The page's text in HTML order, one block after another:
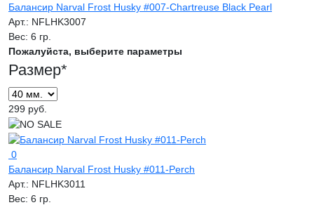
Балансир Narval Frost Husky #007-Chartreuse Black Pearl
Арт.: NFLHK3007
Вес: 6 гр.
Пожалуйста, выберите параметры
Размер*
299 руб.
0
Балансир Narval Frost Husky #011-Perch
Арт.: NFLHK3011
Вес: 6 гр.